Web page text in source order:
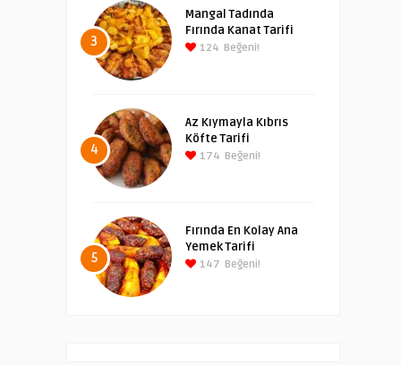
3
Mangal Tadında
Fırında Kanat Tarifi
124 Beğeni!
4
Az Kıymayla Kıbrıs
Köfte Tarifi
174 Beğeni!
5
Fırında En Kolay Ana
Yemek Tarifi
147 Beğeni!